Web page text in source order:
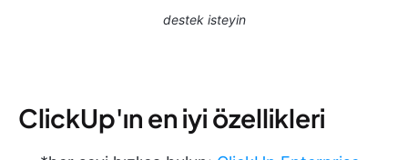
destek isteyin
ClickUp'ın en iyi özellikleri